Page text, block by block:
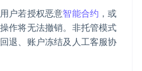
户若授权恶意智能合约 ，或
作将无法撤销。非托管模式
退、账户冻结及人工客服协